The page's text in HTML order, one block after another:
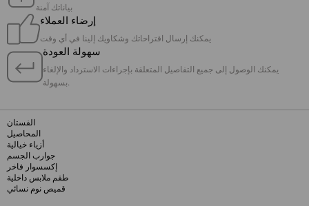
بياناتك آمنة
إرضاء العملاء
يمكنك إرسال اقتراحاتك وشكاويك إلينا في أي وقت
سهولة العودة
يمكنك الوصول إلى جميع التفاصيل المتعلقة بإجراءات الاسترداد والإلغاء
بسهولة.
الفستان
المحاصيل
أزياء خيالية
جوارب الجسم
إكسسوار فاخر
طقم ملابس داخلية
قميص نوم نسائي